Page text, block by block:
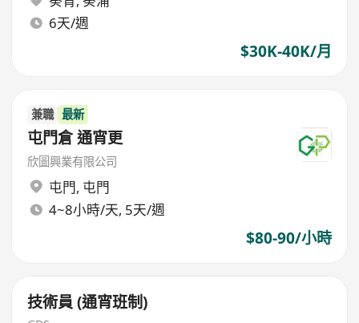
6天/週
$30K-40K/月
兼職 最新
屯門倉 通宵更
欣圖興業有限公司
屯門, 屯門
4~8小時/天, 5天/週
$80-90/小時
技術員 (通宵班制)